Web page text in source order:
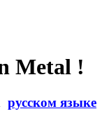
Metal !
русском языке